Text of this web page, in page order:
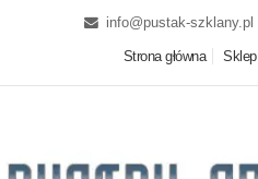
info@pustak-szklany.pl
Strona główna Sklep